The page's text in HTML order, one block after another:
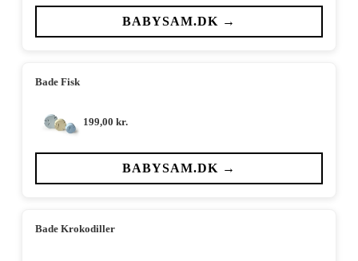
BABYSAM.DK →
Bade Fisk
199,00 kr.
BABYSAM.DK →
Bade Krokodiller